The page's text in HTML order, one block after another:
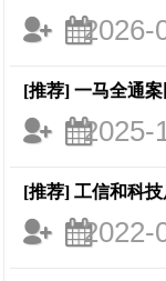
2026-
[推荐] 一马全通
2025-
[推荐] 工信和科
2022-